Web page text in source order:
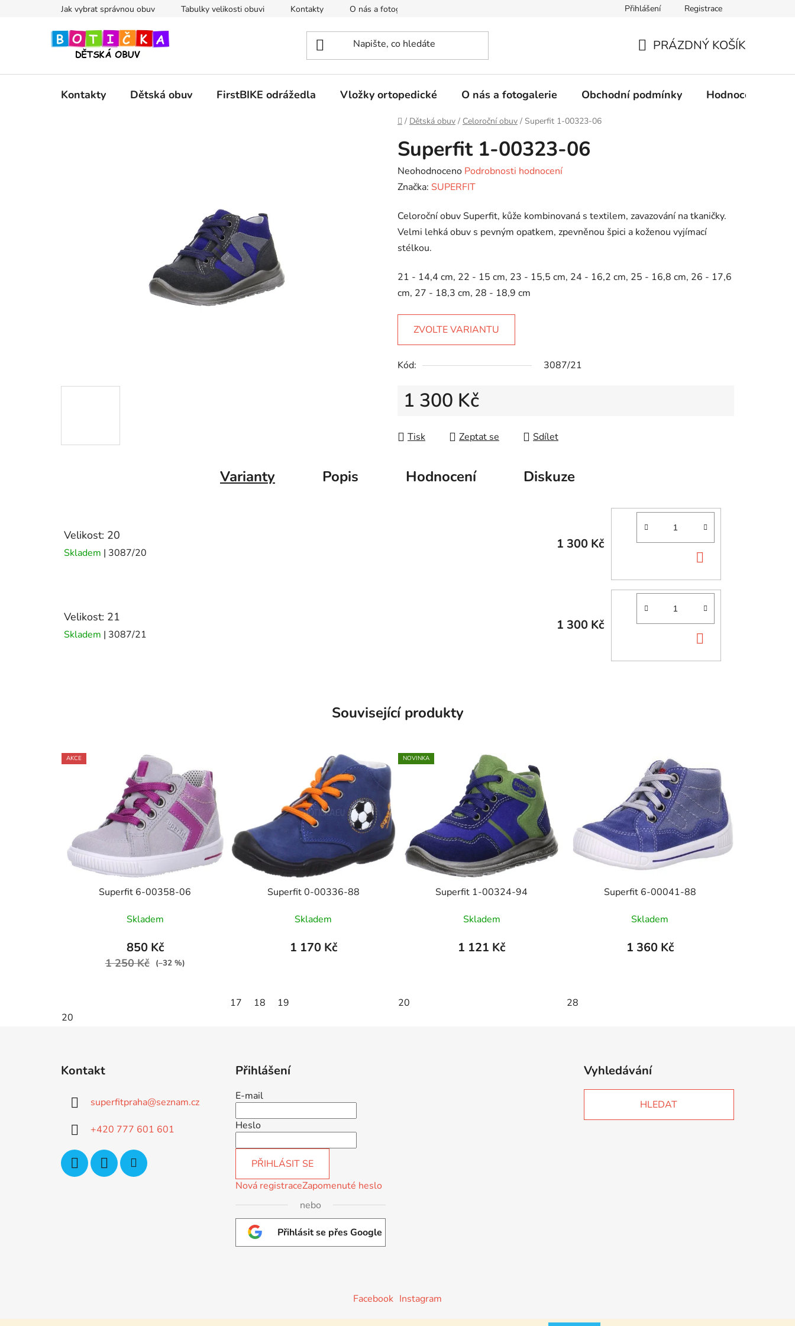
Jak vybrat správnou obuv Tabulky velikosti obuvi Kontakty O nás a fotogalerie Ochrana osobních údajů
Přihlášení Registrace
KOŠÍK
PRÁZDNÝ KOŠÍK
Kontakty Dětská obuv FirstBIKE odrážedla Vložky ortopedické O nás a fotogalerie Obchodní podmínky Hodnocení
Domů
/ Dětská obuv / Celoroční obuv / Superfit 1-00323-06
Superfit 1-00323-06
Průměrné
hodnocení
je
0,0
z
hvězdiček.
Neohodnoceno Podrobnosti hodnocení
Značka: SUPERFIT
Celoroční obuv Superfit, kůže kombinovaná s textilem, zavazování na tkaničky.
Velmi lehká obuv s pevným opatkem, zpevněnou špici a koženou vyjímací
stélkou.
21 - 14,4 cm, 22 - 15 cm, 23 - 15,5 cm, 24 - 16,2 cm, 25 - 16,8 cm, 26 - 17,6
cm, 27 - 18,3 cm, 28 - 18,9 cm
ZVOLTE VARIANTU
Kód: 3087/21
1 300 Kč
Tisk
Zeptat se Sdílet
Varianty Popis Hodnocení Diskuze
Velikost: 20
Skladem | 3087/20
1 300 Kč
KOŠÍKU
Velikost: 21
Skladem | 3087/21
1 300 Kč
KOŠÍKU
Související produkty
AKCE
Superfit 6-00358-06
Skladem
850 Kč
1 250 Kč (–32 %)
20
Superfit 0-00336-88
Skladem
1 170 Kč
17 18 19
NOVINKA
Superfit 1-00324-94
Skladem
1 121 Kč
20
Superfit 6-00041-88
Skladem
1 360 Kč
28
Kontakt
superfitpraha@seznam.cz
+420 777 601 601
Přihlášení
E-mail
Heslo
PŘIHLÁSIT SE
Nová registraceZapomenuté heslo
nebo
Přihlásit se přes Google
Vyhledávání
HLEDAT
Facebook Instagram